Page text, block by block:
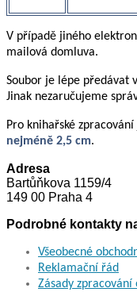
V případě jiného
mailová domluva.
Soubor je lépe předávat
Jinak nezaručujeme
Pro knihařské
nejméně 2,5 cm.
Adresa
Bartůňkova 1159/4
149 00 Praha 4
Podrobné kontakty
Všeobecné
Reklamační řád
Zásady zpracování